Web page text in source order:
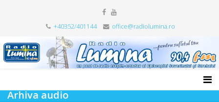
+40352/401144 office@radiolumina.ro
Arhiva audio